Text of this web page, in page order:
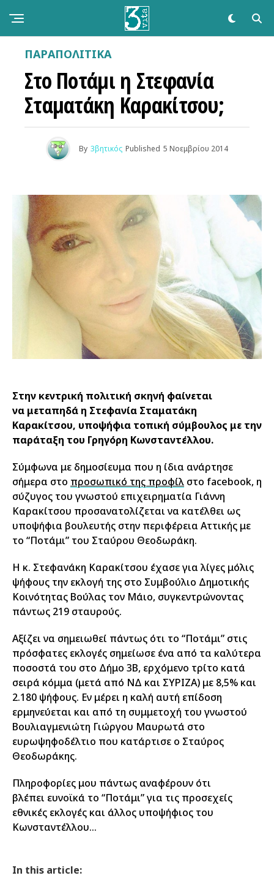
ΠΑΡΑΠΟΛΙΤΙΚΆ
Στο Ποτάμι η Στεφανία
Σταματάκη Καρακίτσου;
By 3βητικός Published 5 Νοεμβρίου 2014
Στην κεντρική πολιτική σκηνή φαίνεται
να μεταπηδά η Στεφανία Σταματάκη
Καρακίτσου, υποψήφια τοπική σύμβουλος με την
παράταξη του Γρηγόρη Κωνσταντέλλου.
Σύμφωνα με δημοσίευμα που η ίδια ανάρτησε
σήμερα στο προσωπικό της προφίλ στο facebook, η
σύζυγος του γνωστού επιχειρηματία Γιάννη
Καρακίτσου προσανατολίζεται να κατέλθει ως
υποψήφια βουλευτής στην περιφέρεια Αττικής με
το “Ποτάμι” του Σταύρου Θεοδωράκη.
Η κ. Στεφανάκη Καρακίτσου έχασε για λίγες μόλις
ψήφους την εκλογή της στο Συμβούλιο Δημοτικής
Κοινότητας Βούλας τον Μάιο, συγκεντρώνοντας
πάντως 219 σταυρούς.
Αξίζει να σημειωθεί πάντως ότι το “Ποτάμι” στις
πρόσφατες εκλογές σημείωσε ένα από τα καλύτερα
ποσοστά του στο Δήμο 3Β, ερχόμενο τρίτο κατά
σειρά κόμμα (μετά από ΝΔ και ΣΥΡΙΖΑ) με 8,5% και
2.180 ψήφους. Εν μέρει η καλή αυτή επίδοση
ερμηνεύεται και από τη συμμετοχή του γνωστού
Βουλιαγμενιώτη Γιώργου Μαυρωτά στο
ευρωψηφοδέλτιο που κατάρτισε ο Σταύρος
Θεοδωράκης.
Πληροφορίες μου πάντως αναφέρουν ότι
βλέπει ευνοϊκά το “Ποτάμι” για τις προσεχείς
εθνικές εκλογές και άλλος υποψήφιος του
Κωνσταντέλλου…
In this article: